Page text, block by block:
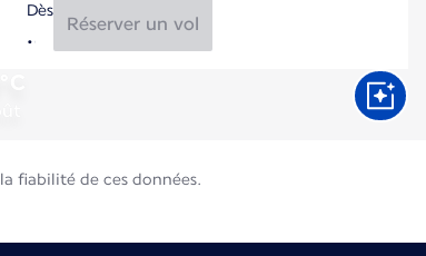
Dès
Réserver un vol
fiabilité de ces données.